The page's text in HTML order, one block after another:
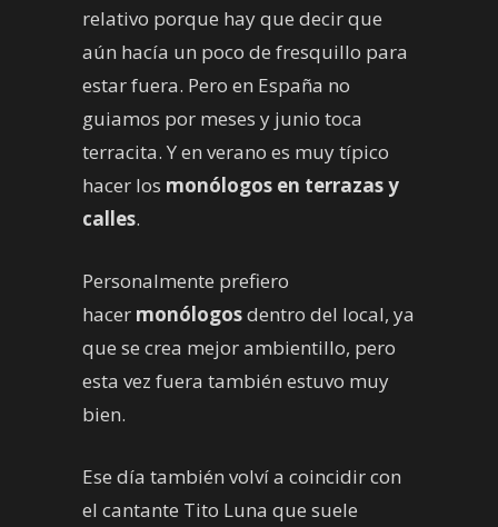
relativo porque hay que decir que
aún hacía un poco de fresquillo para
estar fuera. Pero en España no
guiamos por meses y junio toca
terracita. Y en verano es muy típico
hacer los monólogos en terrazas y
calles.
Personalmente prefiero
hacer monólogosdentro del local, ya
que se crea mejor ambientillo, pero
esta vez fuera también estuvo muy
bien.
Ese día también volví a coincidir con
el cantante Tito Luna que suele